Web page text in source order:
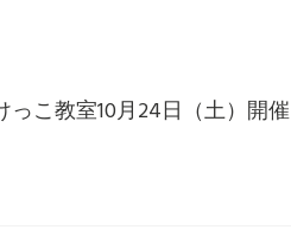
っこ教室10月24日（土）開催